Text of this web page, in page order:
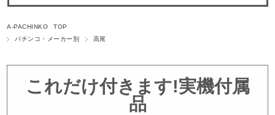
A-PACHINKO TOP
パチンコ・メーカー別
高尾
これだけ付きます!実機付属
品